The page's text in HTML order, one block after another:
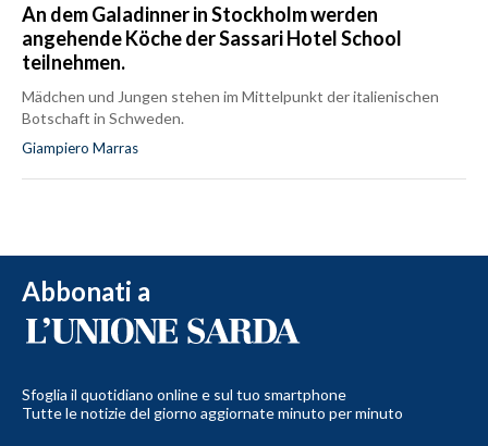
An dem Galadinner in Stockholm werden
angehende Köche der Sassari Hotel School
teilnehmen.
Mädchen und Jungen stehen im Mittelpunkt der italienischen
Botschaft in Schweden.
Giampiero Marras
Abbonati a
Sfoglia il quotidiano online e sul tuo smartphone
Tutte le notizie del giorno aggiornate minuto per minuto